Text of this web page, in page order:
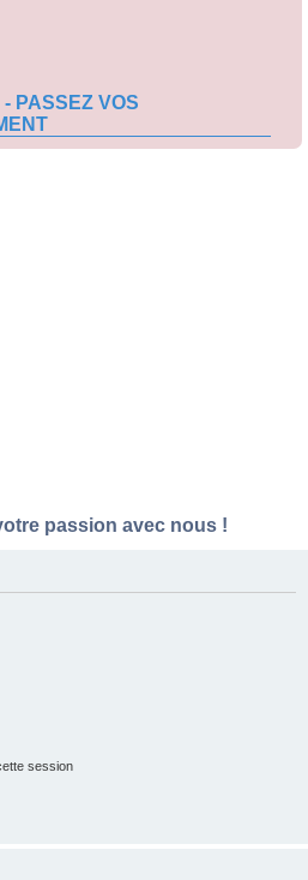
PASSEZ VOS
passion avec nous !
session